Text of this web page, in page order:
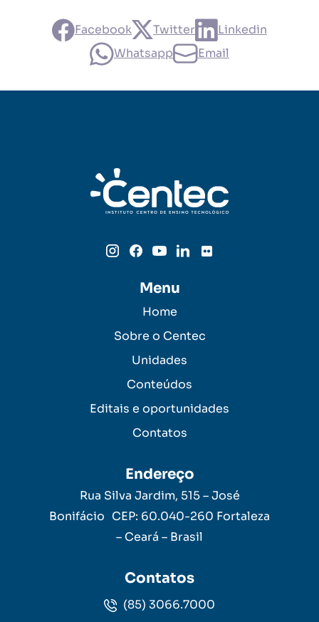
Facebook Twitter
Linkedin
Whatsapp
Email
Menu
Home
Sobre o Centec
Unidades
Conteúdos
Editais e oportunidades
Contatos
Endereço
Rua Silva Jardim, 515 – José
Bonifácio CEP: 60.040-260 Fortaleza
– Ceará – Brasil
Contatos
(85) 3066.7000